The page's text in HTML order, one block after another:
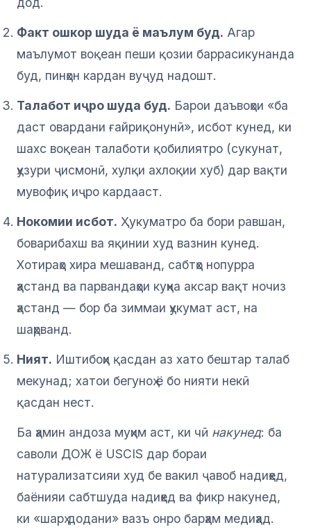
Факт ошкор шуда ё маълум буд. Агар
маълумот воқеан пеши қозии баррасикунанда
буд, пинҳон кардан вуҷуд надошт.
Талабот иҷро шуда буд. Барои даъвоҳои «ба
даст овардани ғайриқонунӣ», исбот кунед, ки
шахс воқеан талаботи қобилиятро (сукунат,
ҳузури ҷисмонӣ, хулқи ахлоқии хуб) дар вақти
мувофиқ иҷро кардааст.
Нокомии исбот. Ҳукуматро ба бори равшан,
боварибахш ва яқинии худ вазнин кунед.
Хотираҳо хира мешаванд, сабтҳо нопурра
ҳастанд ва парвандаҳои куҳна аксар вақт ночиз
ҳастанд — бор ба зиммаи ҳукумат аст, на
шаҳрванд.
Ният. Иштибоҳи қасдан аз хато бештар талаб
мекунад; хатои бегуноҳ ё бо нияти некӣ
қасдан нест.
Ба ҳамин андоза муҳим аст, ки чӣ накунед: ба
саволи ДОЖ ё USCIS дар бораи
натурализатсияи худ бе вакил ҷавоб надиҳед,
баёнияи сабтшуда надиҳед ва фикр накунед,
ки «шарҳ додани» вазъ онро барҳам медиҳад.